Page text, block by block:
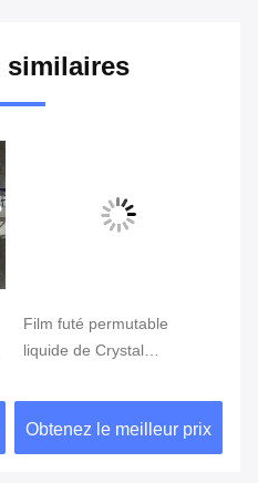
Film futé permutable
liquide de Crystal
With
Obtenez le meilleur prix